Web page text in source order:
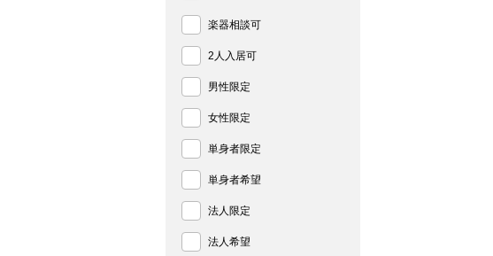
楽器相談可
2人入居可
男性限定
女性限定
単身者限定
単身者希望
法人限定
法人希望